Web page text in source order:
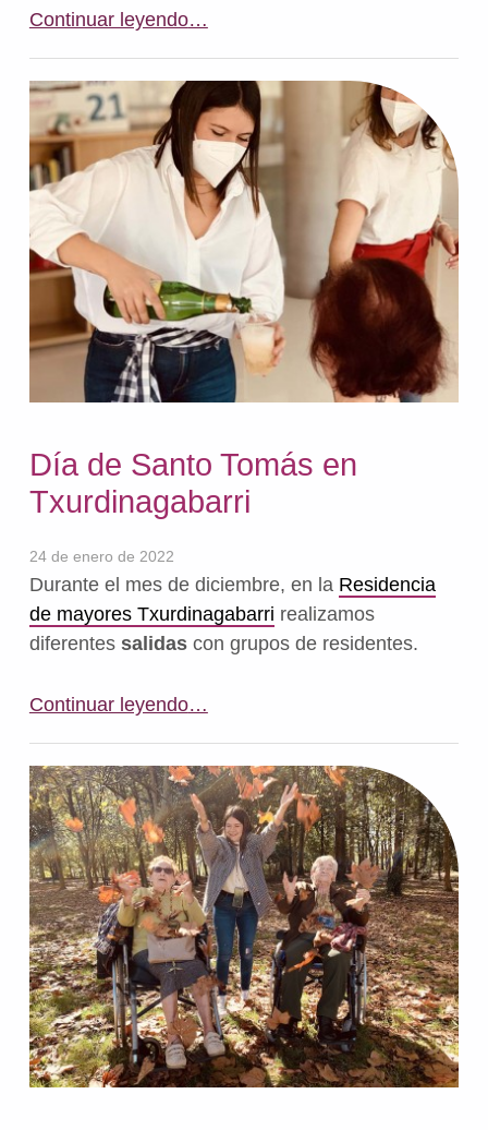
Continuar leyendo“La violencia de género no es un cuento”
…
Día de Santo Tomás en
Txurdinagabarri
24 de enero de 2022
Durante el mes de diciembre, en la Residencia
de mayores Txurdinagabarri realizamos
diferentes salidascon grupos de residentes.
Continuar leyendo…